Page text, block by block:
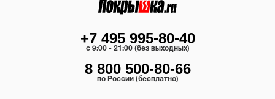
+7 495 995-80-40
c 9:00 - 21:00 (без выходных)
8 800 500-80-66
по России (бесплатно)